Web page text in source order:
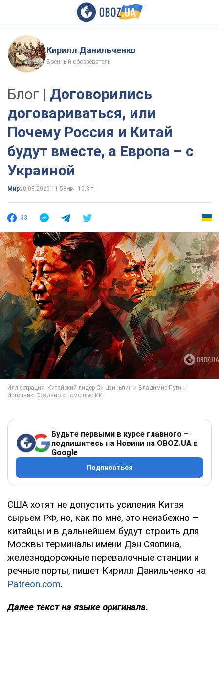
Кирилл Данильченко
Военный обозреватель
Блог | Договорились
договариваться, или
Почему Россия и Китай
будут вместе, а Европа – с
Украиной
Мир20.08.2025 11:58 10,8 т.
33
Будьте первыми в курсе главного –
подпишитесь на Новини на OBOZ.UA в
Google
Подписаться
США хотят не допустить усиления Китая
сырьем РФ, но, как по мне, это неизбежно —
китайцы и в дальнейшем будут строить для
Москвы терминалы имени Дэн Сяопина,
железнодорожные перевалочные станции и
речные порты, пишет Кирилл Данильченко на
Patreon.com.
Далее текст на языке оригинала.